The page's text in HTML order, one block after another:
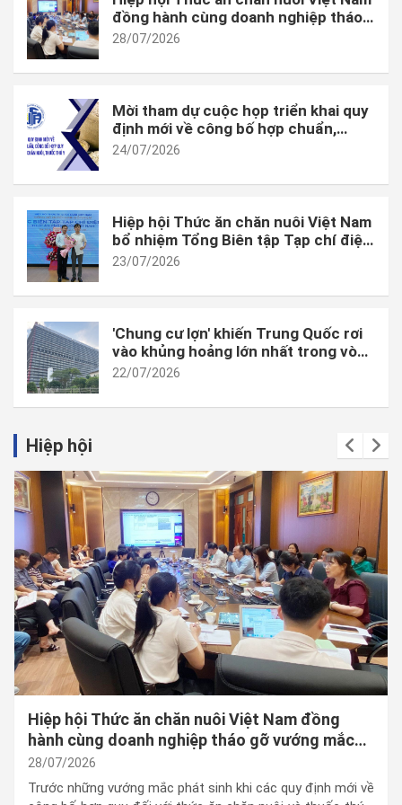
chăn nuôi phát triển ổn định, hiệu quả và bền vững.
đồng hành cùng doanh nghiệp tháo
gỡ vướng mắc trong thực thi quy
28/07/2026
Mời tham dự cuộc họp triển khai quy
định mới về công bố hợp chuẩn,
công bố hợp quy đối với thức ăn
24/07/2026
Hiệp hội Thức ăn chăn nuôi Việt Nam
bổ nhiệm Tổng Biên tập Tạp chí điện
tử
23/07/2026
'Chung cư lợn' khiến Trung Quốc rơi
vào khủng hoảng lớn nhất trong vòng
1 thập kỷ
22/07/2026
Hiệp hội
Hiệp hội Thức ăn chăn nuôi Việt Nam đồng
hành cùng doanh nghiệp tháo gỡ vướng mắc
trong thực thi quy định mới về công bố hợp
quy
28/07/2026
Trước những vướng mắc phát sinh khi các quy định mới về